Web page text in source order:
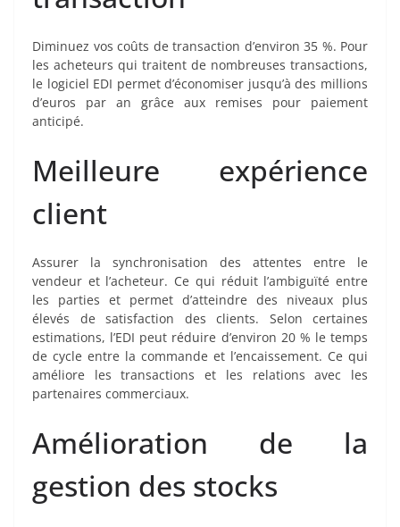
Diminuez vos coûts de transaction d’environ 35 %. Pour
les acheteurs qui traitent de nombreuses transactions,
le logiciel EDI permet d’économiser jusqu’à des millions
d’euros par an grâce aux remises pour paiement
anticipé.
Meilleure expérience
client
Assurer la synchronisation des attentes entre le
vendeur et l’acheteur. Ce qui réduit l’ambiguïté entre
les parties et permet d’atteindre des niveaux plus
élevés de satisfaction des clients. Selon certaines
estimations, l’EDI peut réduire d’environ 20 % le temps
de cycle entre la commande et l’encaissement. Ce qui
améliore les transactions et les relations avec les
partenaires commerciaux.
Amélioration de la
gestion des stocks